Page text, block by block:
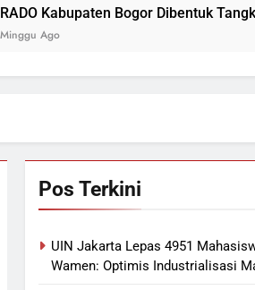
Bogor Dibentuk Tangkal
Pos Terkini
UIN Jakarta Lepas 4951
Wamen: Optimis Industrialisasi